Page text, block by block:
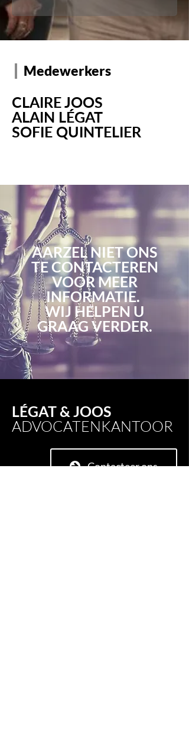
Medewerkers
CLAIRE JOOS
ALAIN LÉGAT
SOFIE QUINTELIER
AARZEL NIET ONS
TE CONTACTEREN
VOOR MEER
INFORMATIE.
WIJ HELPEN U
GRAAG VERDER.
LÉGAT & JOOS
ADVOCATENKANTOOR
Contacteer ons